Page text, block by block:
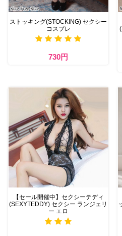
ストッキング(STOCKING) セクシー
コスプレ
730円
【セール開催中】セクシーテディ
(SEXYTEDDY) セクシー ランジェリ
ー エロ